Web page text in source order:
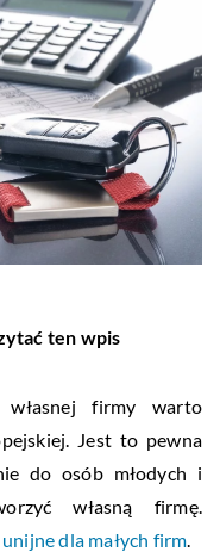
ten wpis
firmy warto
Jest to pewna
do osób młodych i
własną firmę.
dla małych firm